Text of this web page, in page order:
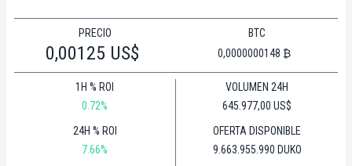
PRECIO
0,00125 US$
BTC
0,0000000148 ₿
1H % ROI
0.72%
24H % ROI
7.66%
VOLUMEN 24H
645.977,00 US$
OFERTA DISPONIBLE
9.663.955.990 DUKO